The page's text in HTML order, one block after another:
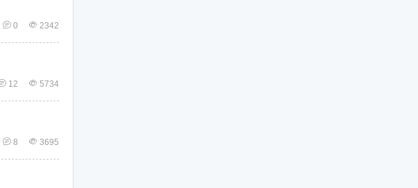
0 2342
12 5734
8 3695